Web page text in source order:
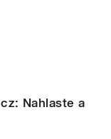
Nahlaste a